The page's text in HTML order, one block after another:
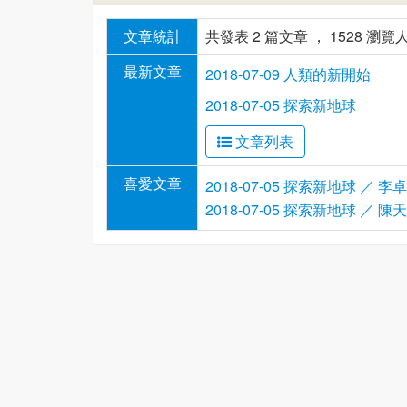
文章統計
共發表 2 篇文章 ， 1528 瀏覽
最新文章
2018-07-09 人類的新開始
2018-07-05 探索新地球
文章列表
喜愛文章
2018-07-05 探索新地球 ／ 李
2018-07-05 探索新地球 ／ 陳